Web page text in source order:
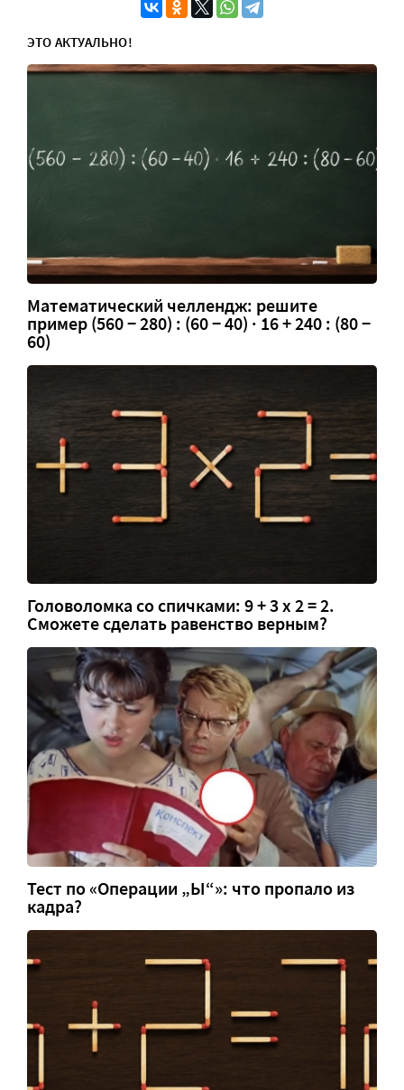
ЭТО АКТУАЛЬНО!
Математический челлендж: решите
пример (560 − 280) : (60 − 40) · 16 + 240 : (80 −
60)
Головоломка со спичками: 9 + 3 х 2 = 2.
Сможете сделать равенство верным?
Тест по «Операции „Ы“»: что пропало из
кадра?